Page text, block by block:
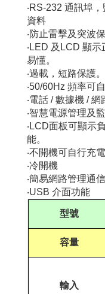
‧RS-232 通訊埠
資料
‧防止雷擊及突波保
‧LED 及LCD 顯
易懂。
‧過載，短路保護。
‧50/60Hz 頻率可
‧電話 / 數據機 / 網
‧智慧電源管理及
‧LCD面板可顯示
能。
‧不開機可自行充電
‧冷開機
‧簡易網路管理通
‧USB 介面功能
型號
容量
輸入